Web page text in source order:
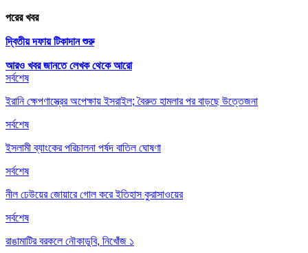
পরের খবর
দ্বিতীয় দফায় টিকাদান শুরু
আরও খবর জানতে লেখক থেকে আরো
সর্বশেষ
ইরানি ক্ষেপণাস্ত্রের অপেক্ষায় ইসরাইল; বৈরুত হামলার পর বাড়ছে উত্তেজনা
সর্বশেষ
ইসলামী ব্যাংকের পরিচালনা পর্ষদ বাতিল ঘোষণা
সর্বশেষ
নীল ঢেউয়ের জোয়ারে গোল করে ইতিহাস কুরাসাওয়ের
সর্বশেষ
রাঙামাটির বরকলে নৌকাডুবি, নিখোঁজ ১